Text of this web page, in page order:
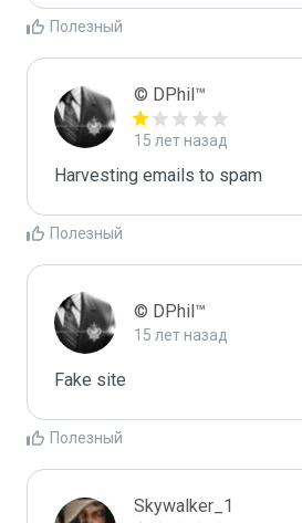
Полезный
© DPhil™
15 лет назад
Harvesting emails to spam
Полезный
© DPhil™
15 лет назад
Fake site
Полезный
Skywalker_1